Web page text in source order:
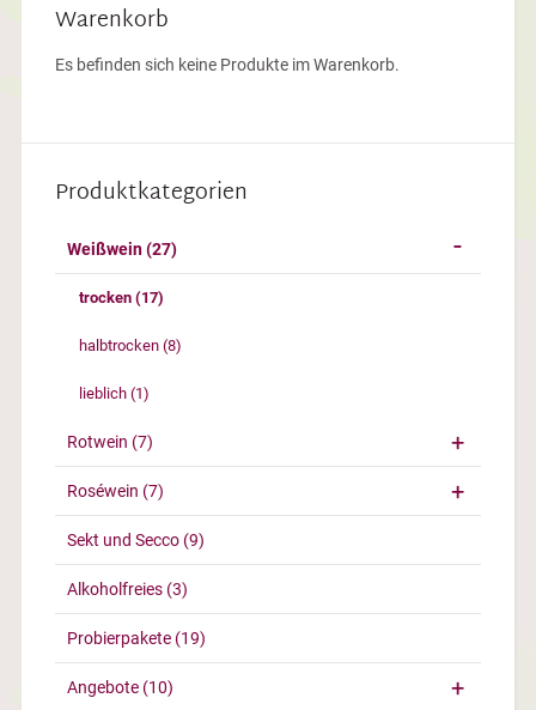
Warenkorb
Es befinden sich keine Produkte im Warenkorb.
Produktkategorien
Weißwein(27)
trocken (17)
halbtrocken (8)
lieblich (1)
Rotwein (7)
Roséwein (7)
Sekt und Secco (9)
Alkoholfreies (3)
Probierpakete (19)
Angebote (10)